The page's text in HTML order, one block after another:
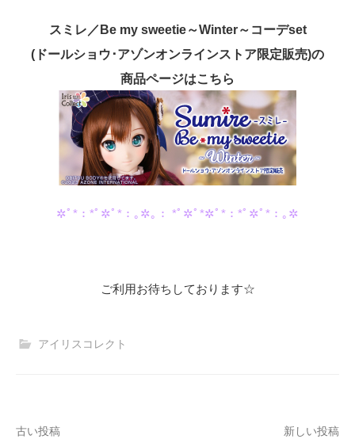
スミレ／Be my sweetie～Winter～コーデset
(ドールショウ･アゾンオンラインストア限定販売)の
商品ページはこちら
✲ﾟ*：*ﾟ✲ﾟ*：｡✲｡： *ﾟ✲ﾟ*✲ﾟ*：*ﾟ✲ﾟ*：｡✲
ご利用お待ちしております☆
アイリスコレクト
古い投稿 新しい投稿